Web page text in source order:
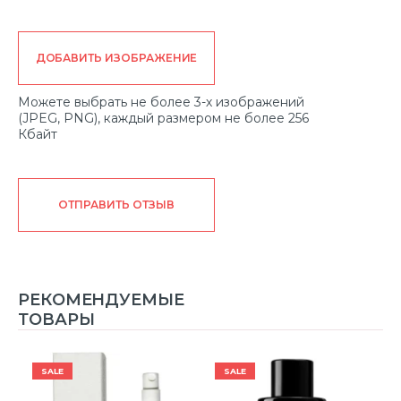
ДОБАВИТЬ ИЗОБРАЖЕНИЕ
Можете выбрать не более 3-х изображений
(JPEG, PNG), каждый размером не более 256
Кбайт
ОТПРАВИТЬ ОТЗЫВ
РЕКОМЕНДУЕМЫЕ
ТОВАРЫ
SALE SALE